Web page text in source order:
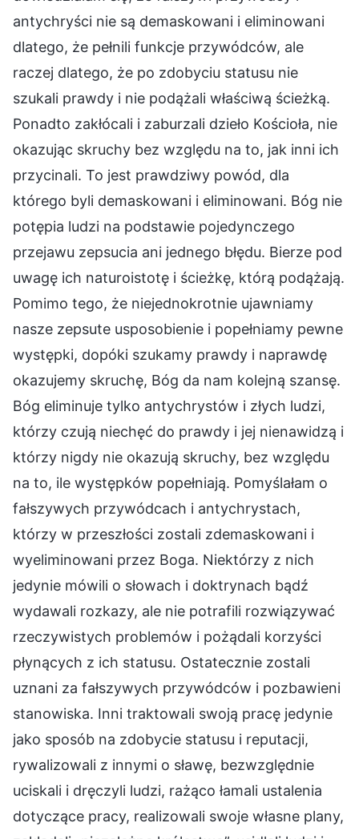
antychryści nie są demaskowani i eliminowani
dlatego, że pełnili funkcje przywódców, ale
raczej dlatego, że po zdobyciu statusu nie
szukali prawdy i nie podążali właściwą ścieżką.
Ponadto zakłócali i zaburzali dzieło Kościoła, nie
okazując skruchy bez względu na to, jak inni ich
przycinali. To jest prawdziwy powód, dla
którego byli demaskowani i eliminowani. Bóg nie
potępia ludzi na podstawie pojedynczego
przejawu zepsucia ani jednego błędu. Bierze pod
uwagę ich naturoistotę i ścieżkę, którą podążają.
Pomimo tego, że niejednokrotnie ujawniamy
nasze zepsute usposobienie i popełniamy pewne
występki, dopóki szukamy prawdy i naprawdę
okazujemy skruchę, Bóg da nam kolejną szansę.
Bóg eliminuje tylko antychrystów i złych ludzi,
którzy czują niechęć do prawdy i jej nienawidzą i
którzy nigdy nie okazują skruchy, bez względu
na to, ile występków popełniają. Pomyślałam o
fałszywych przywódcach i antychrystach,
którzy w przeszłości zostali zdemaskowani i
wyeliminowani przez Boga. Niektórzy z nich
jedynie mówili o słowach i doktrynach bądź
wydawali rozkazy, ale nie potrafili rozwiązywać
rzeczywistych problemów i pożądali korzyści
płynących z ich statusu. Ostatecznie zostali
uznani za fałszywych przywódców i pozbawieni
stanowiska. Inni traktowali swoją pracę jedynie
jako sposób na zdobycie statusu i reputacji,
rywalizowali z innymi o sławę, bezwzględnie
uciskali i dręczyli ludzi, rażąco łamali ustalenia
dotyczące pracy, realizowali swoje własne plany,